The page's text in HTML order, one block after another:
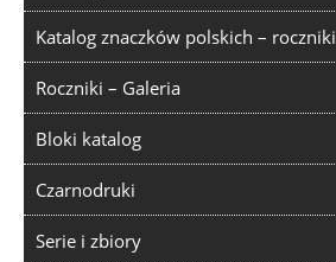
Katalog znaczków polskich – roczniki
Roczniki – Galeria
Bloki katalog
Czarnodruki
Serie i zbiory